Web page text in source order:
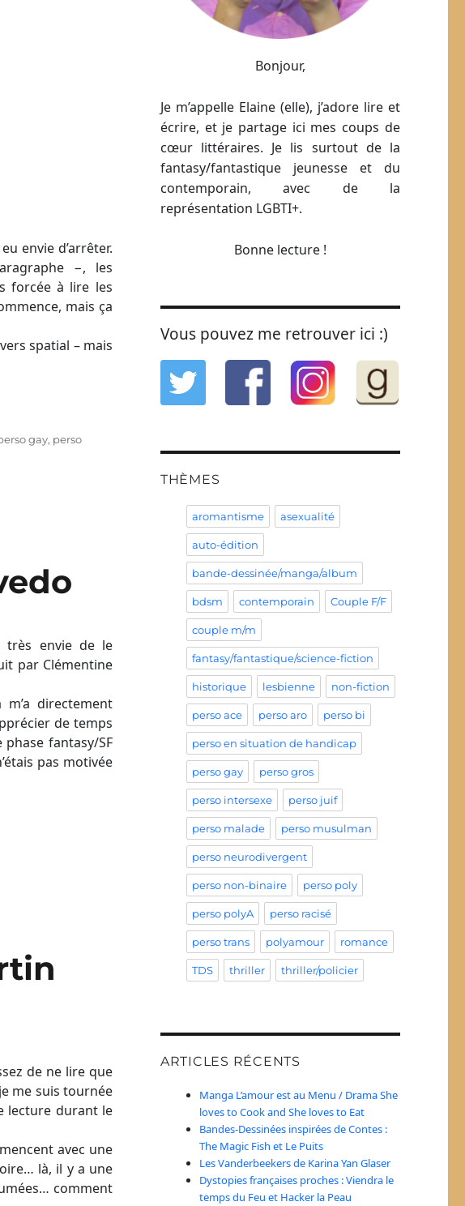
envie d’arrêter.
−, les
forcée à lire les
mais ça
spatial – mais
gay, perso
très envie de le
par Clémentine
directement
de temps
fantasy/SF
pas motivée
de ne lire que
me suis tournée
lecture durant le
avec une
là, il y a une
comment
Bonjour,
Je m’appelle Elaine (elle), j’adore lire et
écrire, et je partage ici mes coups de
cœur littéraires. Je lis surtout de la
fantasy/fantastique jeunesse et du
contemporain, avec de la
représentation LGBTI+.
Bonne lecture !
Vous pouvez me retrouver ici :)
THÈMES
aromantisme asexualité
auto-édition
bande-dessinée/manga/album
bdsm contemporain Couple F/F
couple m/m
fantasy/fantastique/science-fiction
historique lesbienne non-fiction
perso ace perso aro perso bi
perso en situation de handicap
perso gay perso gros
perso intersexe perso juif
perso malade perso musulman
perso neurodivergent
perso non-binaire perso poly
perso polyA perso racisé
perso trans polyamour romance
TDS thriller thriller/policier
ARTICLES RÉCENTS
Manga L’amour est au Menu / Drama She
loves to Cook and She loves to Eat
Bandes-Dessinées inspirées de Contes :
The Magic Fish et Le Puits
Les Vanderbeekers de Karina Yan Glaser
Dystopies françaises proches : Viendra le
temps du Feu et Hacker la Peau